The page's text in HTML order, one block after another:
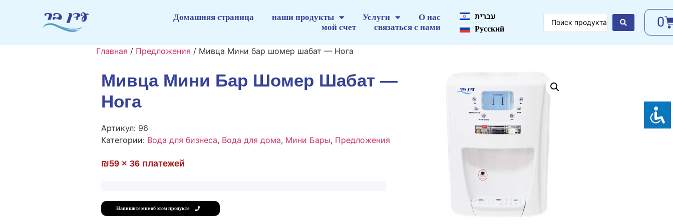
Домашняя страница наши продукты Услуги
О нас
мой счет
связаться с нами
עברית
Русский
0
Главная / Предложения / Мивца Мини бар шомер шабат — Нога
Мивца Мини Бар Шомер Шабат —
Нога
Артикул: 96
Категории: Вода для бизнеса, Вода для дома, Мини Бары, Предложения
₪59 × 36 платежей
Напишите мне об этом продукте